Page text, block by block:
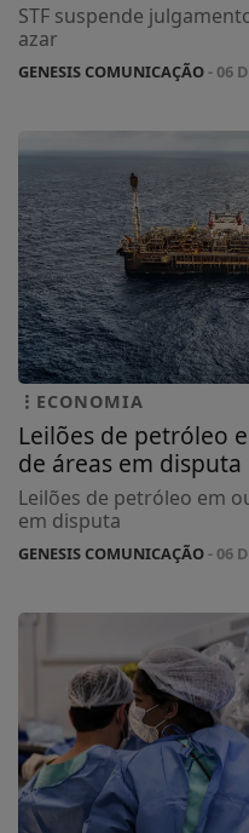
STF suspende
azar
GENESIS COMUNICAÇÃO- 06
ECONOMIA
Leilões de petróleo
de áreas em disputa
Leilões de petróleo em
em disputa
GENESIS COMUNICAÇÃO- 06